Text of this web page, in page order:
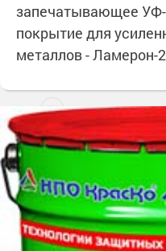
запечатывающее УФ-
покрытие для
металлов - Ламерон-